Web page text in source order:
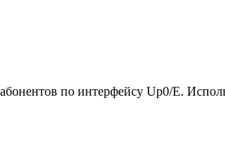
по интерфейсу Up0/E.